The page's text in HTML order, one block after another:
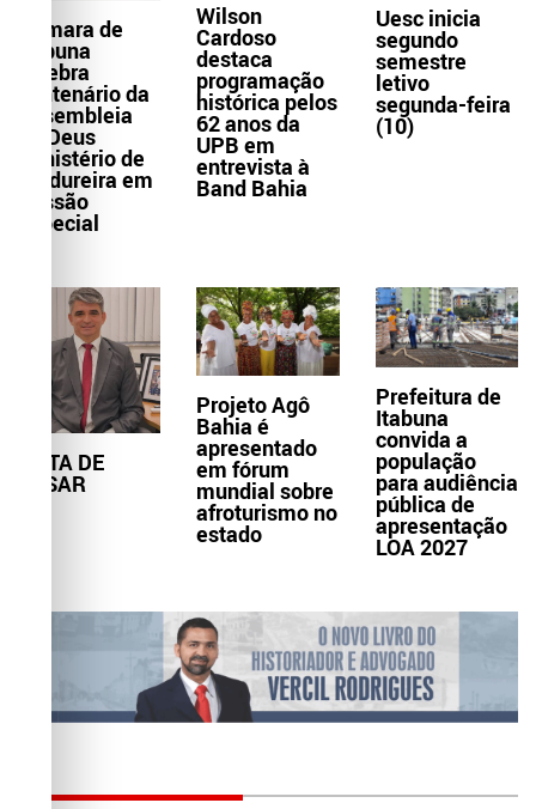
Câmara de
Itabuna
celebra
centenário da
Assembleia
de Deus
Ministério de
Madureira em
Sessão
Especial
Wilson
Cardoso
destaca
programação
histórica pelos
62 anos da
UPB em
entrevista à
Band Bahia
Uesc inicia
segundo
semestre
letivo
segunda-feira
(10)
NOTA DE
PESAR
Projeto Agô
Bahia é
apresentado
em fórum
mundial sobre
afroturismo no
estado
Prefeitura de
Itabuna
convida a
população
para audiência
pública de
apresentação
LOA 2027